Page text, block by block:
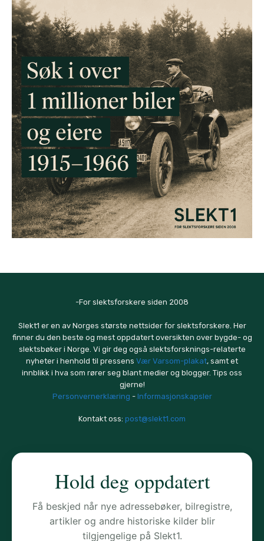
-For slektsforskere siden 2008
Slekt1 er en av Norges største nettsider for slektsforskere. Her
finner du den beste og mest oppdatert oversikten over bygde- og
slektsbøker i Norge. Vi gir deg også slektsforsknings-relaterte
nyheter i henhold til pressens Vær Varsom-plakat, samt et
innblikk i hva som rører seg blant medier og blogger. Tips oss
gjerne!
Personvernerklæring - Informasjonskapsler
Kontakt oss: post@slekt1.com
Hold deg oppdatert
Få beskjed når nye adressebøker, bilregistre,
artikler og andre historiske kilder blir
tilgjengelige på Slekt1.